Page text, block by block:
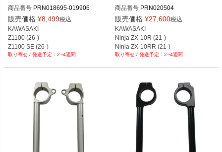
商品番号 PRN018695-019906
PRN018695-019906-01
PRN018695-019906-02
販売価格 ¥8,499税込
KAWASAKI
Z1100 (26-)
Z1100 SE (26-)
2~4週間
商品番号 PRN020504
PRN020504-01
PRN020504-02
PRN020504-03
PRN020504-04
PRN020504-05
PRN020504-07
PRN020504-09
PRN020504-10
PRN020504-11
PRN020504-12
PRN020504-13
販売価格 ¥27,600税込
KAWASAKI
Ninja ZX-10R (21-)
Ninja ZX-10RR (21-)
ZX-10R (16-20)
2~4週間